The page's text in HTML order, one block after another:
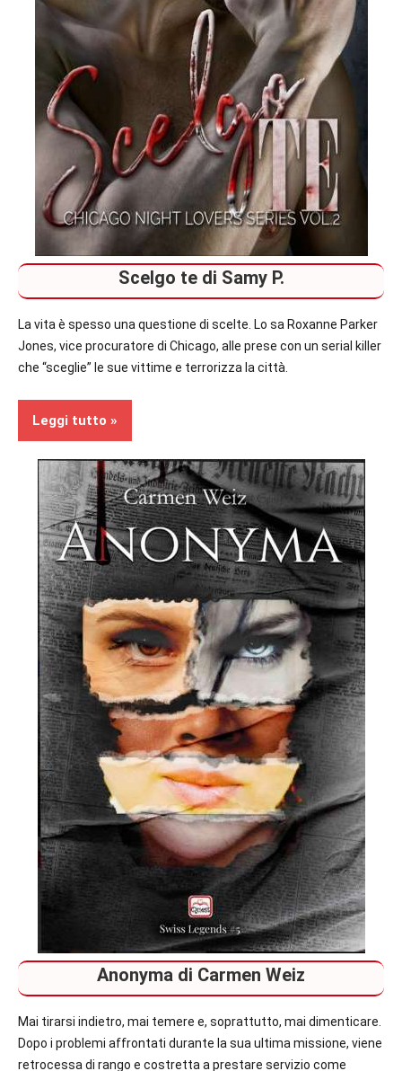
Scelgo te di Samy P.
La vita è spesso una questione di scelte. Lo sa Roxanne Parker
Jones, vice procuratore di Chicago, alle prese con un serial killer
che “sceglie” le sue vittime e terrorizza la città.
Leggi tutto
secondo
piano
Recensioni
Thriller
Anonyma di Carmen Weiz
Mai tirarsi indietro, mai temere e, soprattutto, mai dimenticare.
Dopo i problemi affrontati durante la sua ultima missione, viene
retrocessa di rango e costretta a prestare servizio come